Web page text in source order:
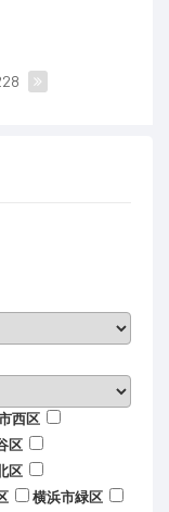
西区
区
区
横浜市緑区